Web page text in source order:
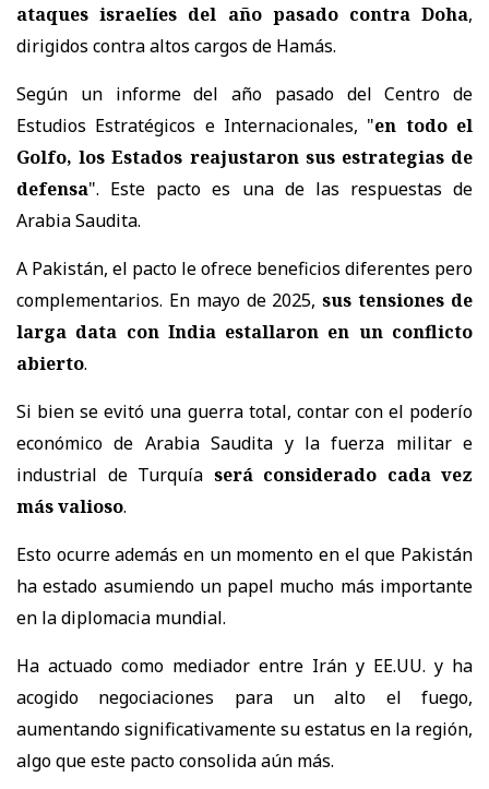
ataques israelíes del año pasado contra Doha,
dirigidos contra altos cargos de Hamás.
Según un informe del año pasado del Centro de
Estudios Estratégicos e Internacionales, "en todo el
Golfo, los Estados reajustaron sus estrategias de
defensa". Este pacto es una de las respuestas de
Arabia Saudita.
A Pakistán, el pacto le ofrece beneficios diferentes pero
complementarios. En mayo de 2025,sus tensiones de
larga data con India estallaron en un conflicto
abierto.
Si bien se evitó una guerra total, contar con el poderío
económico de Arabia Saudita y la fuerza militar e
industrial de Turquía será considerado cada vez
más valioso.
Esto ocurre además en un momento en el que Pakistán
ha estado asumiendo un papel mucho más importante
en la diplomacia mundial.
Ha actuado como mediador entre Irán y EE.UU. y ha
acogido negociaciones para un alto el fuego,
aumentando significativamente su estatus en la región,
algo que este pacto consolida aún más.